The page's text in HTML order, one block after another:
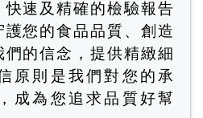
速及精確的檢驗報告
您的食品品質、創造
的信念，提供精緻細
原則是我們對您的承
成為您追求品質好幫